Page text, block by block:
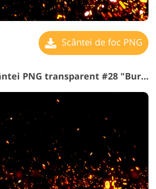
Scântei de foc PNG
Focul face scântei PNG transparent #28 "Burn Brightly"